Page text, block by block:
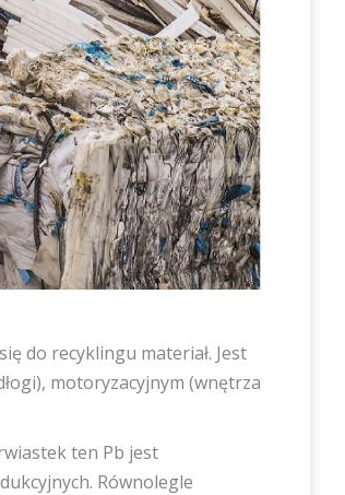
do recyklingu materiał. Jest
motoryzacyjnym (wnętrza
ten Pb jest
Równolegle